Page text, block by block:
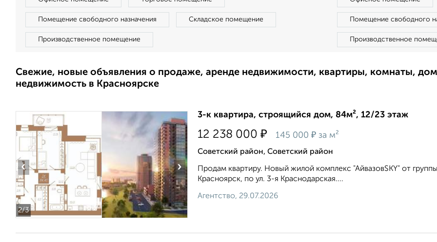
Помещение свободного назначения Складское помещение
Производственное помещение
Помещение свободного
Производственное
Свежие, новые объявления о продаже, аренде недвижимости, квартиры, комнаты,
недвижимость в Красноярске
2/3
‹ ›
3-к квартира, строящийся дом, 84м², 12/23 этаж
12 238 000 ₽ 145 000 ₽ за м²
Советский район, Советский район
Продам квартиру. Новый жилой комплекс "АйвазовSKY" от
Красноярск, по ул. 3-я Краснодарская....
Агентство, 29.07.2026